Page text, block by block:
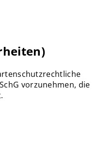
vorzunehmen, die